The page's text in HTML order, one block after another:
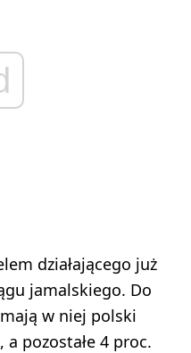
działającego już
jamalskiego. Do
w niej polski
pozostałe 4 proc.